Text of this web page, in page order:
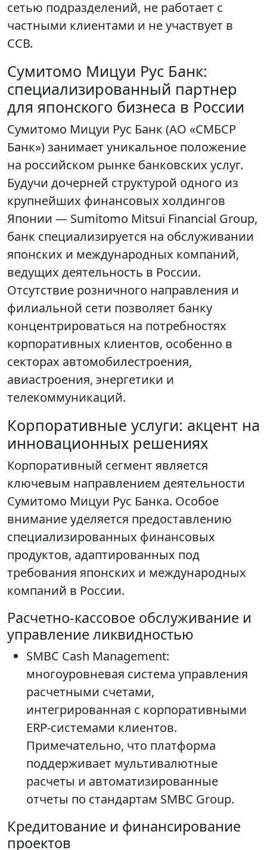
сетью подразделений, не работает с
частными клиентами и не участвует в
ССВ.
Сумитомо Мицуи Рус Банк:
специализированный партнер
для японского бизнеса в России
Сумитомо Мицуи Рус Банк (АО «СМБСР
Банк») занимает уникальное положение
на российском рынке банковских услуг.
Будучи дочерней структурой одного из
крупнейших финансовых холдингов
Японии — Sumitomo Mitsui Financial Group,
банк специализируется на обслуживании
японских и международных компаний,
ведущих деятельность в России.
Отсутствие розничного направления и
филиальной сети позволяет банку
концентрироваться на потребностях
корпоративных клиентов, особенно в
секторах автомобилестроения,
авиастроения, энергетики и
телекоммуникаций.
Корпоративные услуги: акцент на
инновационных решениях
Корпоративный сегмент является
ключевым направлением деятельности
Сумитомо Мицуи Рус Банка. Особое
внимание уделяется предоставлению
специализированных финансовых
продуктов, адаптированных под
требования японских и международных
компаний в России.
Расчетно-кассовое обслуживание и
управление ликвидностью
SMBC Cash Management:
многоуровневая система управления
расчетными счетами,
интегрированная с корпоративными
ERP-системами клиентов.
Примечательно, что платформа
поддерживает мультивалютные
расчеты и автоматизированные
отчеты по стандартам SMBC Group.
Кредитование и финансирование
проектов